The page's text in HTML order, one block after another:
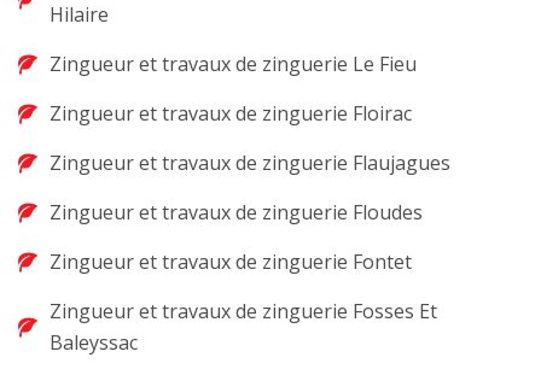
Hilaire
Zingueur et travaux de zinguerie Le Fieu
Zingueur et travaux de zinguerie Floirac
Zingueur et travaux de zinguerie Flaujagues
Zingueur et travaux de zinguerie Floudes
Zingueur et travaux de zinguerie Fontet
Zingueur et travaux de zinguerie Fosses Et
Baleyssac